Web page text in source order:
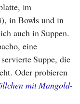
im
in Bowls und in
auch in Suppen.
eine
Suppe, die
Oder probieren
mit Mangold-